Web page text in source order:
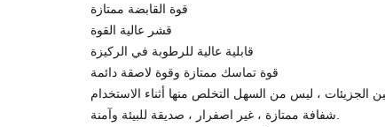
قوة القابضة ممتازة
قشر عالية القوة
قابلية عالية للرطوبة في الركيزة
قوة تماسك ممتازة وقوة لاصقة دائمة